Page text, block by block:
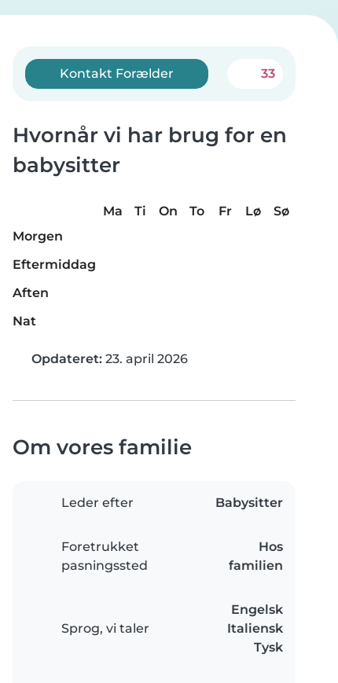
Kontakt Forælder 33
Hvornår vi har brug for en
babysitter
Ma Ti On To Fr Lø
Sø
Morgen
Eftermiddag
Aften
Nat
Opdateret: 23. april 2026
Om vores familie
Leder efter Babysitter
Foretrukket
pasningssted
Hos
familien
Sprog, vi taler
Engelsk
Italiensk
Tysk